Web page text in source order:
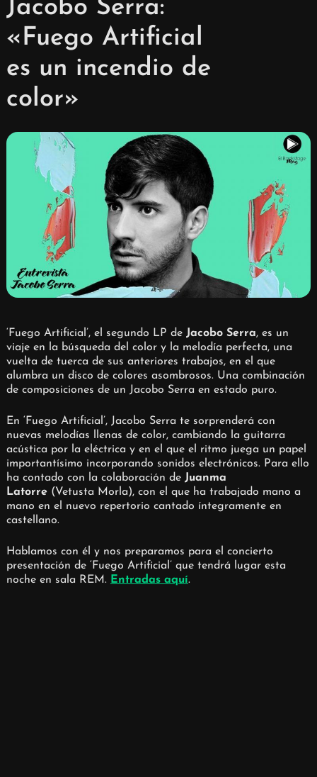
Jacobo Serra:
«Fuego Artificial
es un incendio de
color»
‘Fuego Artificial’, el segundo LP de Jacobo Serra, es un
viaje en la búsqueda del color y la melodía perfecta, una
vuelta de tuerca de sus anteriores trabajos, en el que
alumbra un disco de colores asombrosos. Una combinación
de composiciones de un Jacobo Serra en estado puro.
En ‘Fuego Artificial’, Jacobo Serra te sorprenderá con
nuevas melodías llenas de color, cambiando la guitarra
acústica por la eléctrica y en el que el ritmo juega un papel
importantísimo incorporando sonidos electrónicos. Para ello
ha contado con la colaboración de Juanma
Latorre (Vetusta Morla), con el que ha trabajado mano a
mano en el nuevo repertorio cantado íntegramente en
castellano.
Hablamos con él y nos preparamos para el concierto
presentación de ‘Fuego Artificial’ que tendrá lugar esta
noche en sala REM. Entradas aquí.